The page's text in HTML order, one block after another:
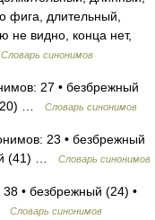
фига, длительный,
не видно, конца нет,
Словарь синонимов
27 • безбрежный
(20) …
Словарь синонимов
23 • безбрежный
(41) …
Словарь синонимов
• безбрежный (24) •
Словарь синонимов